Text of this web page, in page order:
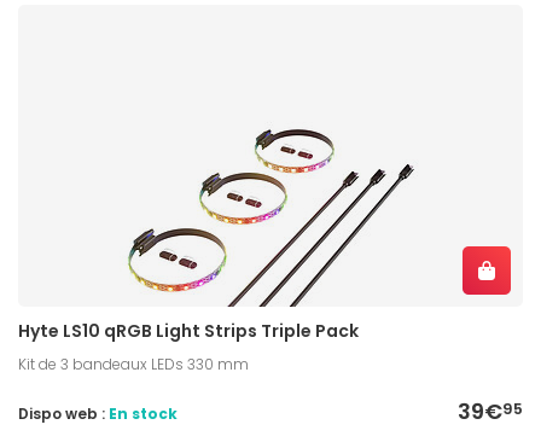
Hyte LS10 qRGB Light Strips Triple Pack
Kit de 3 bandeaux LEDs 330 mm
39€95
Dispo web : En stock